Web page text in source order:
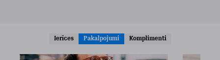
Ierīces Pakalpojumi Komplimenti